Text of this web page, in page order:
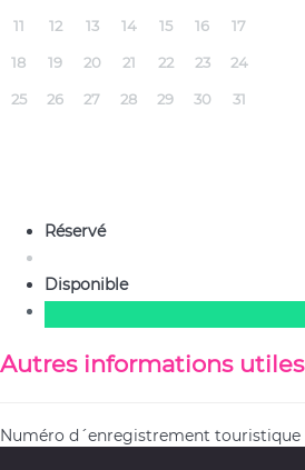
11 12 13 14 15 16 17
18 19 20 21 22 23 24
25 26 27 28 29 30 31
Réservé
Disponible
Autres informations utiles
Numéro d´enregistrement touristique